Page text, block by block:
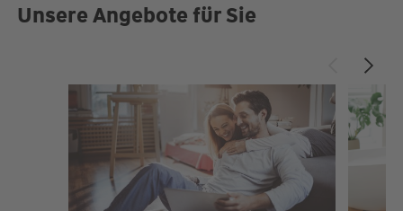
Unsere Angebote für Sie